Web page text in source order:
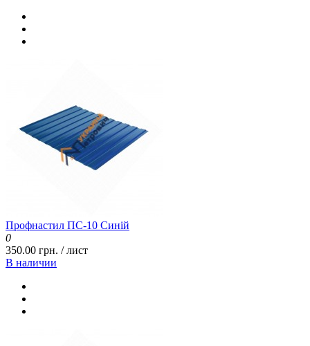
Профнастил ПС-10 Синій
0
350.00 грн. / лист
В наличии